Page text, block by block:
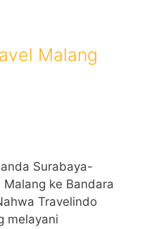
Malang
Surabaya-
ke Bandara
Travelindo
melayani